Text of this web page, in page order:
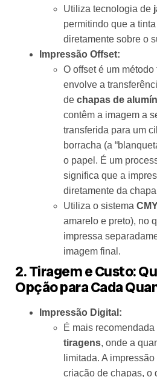
Utiliza tecnologia de
permitindo que a
diretamente sobre o
Impressão Offset:
O offset é um
envolve a
de chapas de
contêm a imagem a
transferida para um
borracha (a
o papel. É um
significa que a
diretamente da
Utiliza o sistema
amarelo e preto), no
impressa
imagem final.
2. Tiragem e Custo:
Opção para Cada
Impressão Digital:
É mais recomendada
tiragens, onde a
limitada. A
criação de chapas, o